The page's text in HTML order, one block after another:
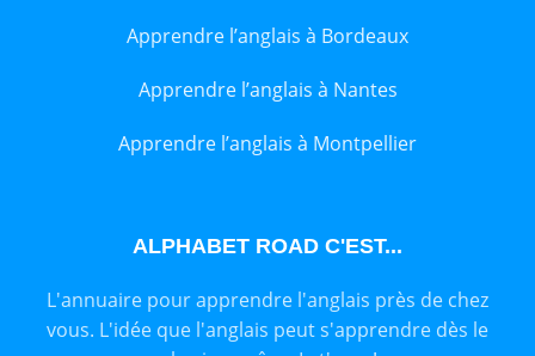
Apprendre l’anglais à Bordeaux
Apprendre l’anglais à Nantes
Apprendre l’anglais à Montpellier
ALPHABET ROAD C'EST...
L'annuaire pour apprendre l'anglais près de chez
vous. L'idée que l'anglais peut s'apprendre dès le